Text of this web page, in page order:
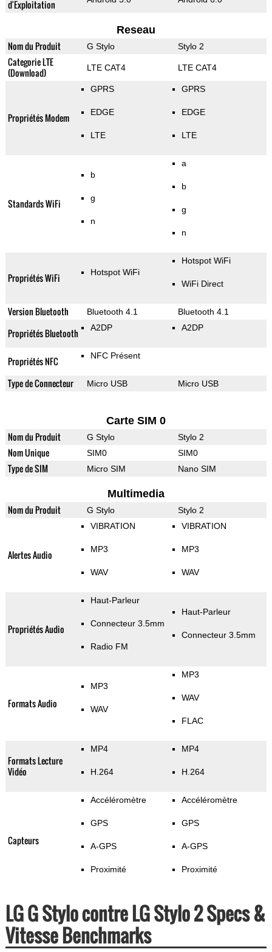
d'Exploitation
Reseau
Nom du Produit G Stylo Stylo 2
Categorie LTE
(Download)
LTE CAT4 LTE CAT4
Propriétés Modem
GPRS
EDGE
LTE
GPRS
EDGE
LTE
Standards WiFi
b
g
n
a
b
g
n
Propriétés WiFi Hotspot WiFi
Hotspot WiFi
WiFi Direct
Version Bluetooth Bluetooth 4.1 Bluetooth 4.1
Propriétés Bluetooth A2DP A2DP
Propriétés NFC NFC Présent
Type de Connecteur Micro USB Micro USB
Carte SIM 0
Nom du Produit G Stylo Stylo 2
Nom Unique SIM0 SIM0
Type de SIM Micro SIM Nano SIM
Multimedia
Nom du Produit G Stylo Stylo 2
Alertes Audio
VIBRATION
MP3
WAV
VIBRATION
MP3
WAV
Propriétés Audio
Haut-Parleur
Connecteur 3.5mm
Radio FM
Haut-Parleur
Connecteur 3.5mm
Formats Audio
MP3
WAV
MP3
WAV
FLAC
Formats Lecture
Vidéo
MP4
H.264
MP4
H.264
Capteurs
Accéléromètre
GPS
A-GPS
Proximité
Accéléromètre
GPS
A-GPS
Proximité
LG G Stylo contre LG Stylo 2 Specs &
Vitesse Benchmarks